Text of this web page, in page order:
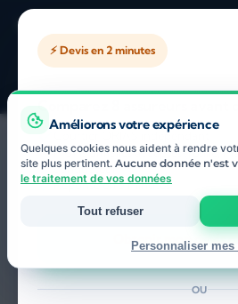
⚡ Devis en 2 minutes
Courtier ORIAS indépendant
Profils difficiles acceptés (résilié,
conducteur)
Réponse en 5 minutes
Obtenir mon devis
OU
Améliorons votre expérience
Quelques cookies nous aident à rendre
site plus pertinent. Aucune donnée n'est
le traitement de vos données
Tout refuser
Personnaliser
Strictement nécessaires
Integra Assurance
— Courtier en
l’ORIAS sous le n° 25 002 890
supervision de l’
(Autorité de